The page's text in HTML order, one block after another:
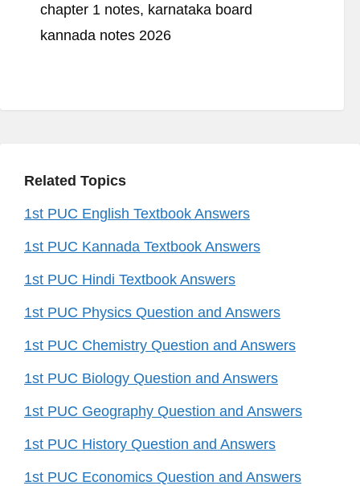
chapter 1 notes, karnataka board
kannada notes 2026
Related Topics
1st PUC English Textbook Answers
1st PUC Kannada Textbook Answers
1st PUC Hindi Textbook Answers
1st PUC Physics Question and Answers
1st PUC Chemistry Question and Answers
1st PUC Biology Question and Answers
1st PUC Geography Question and Answers
1st PUC History Question and Answers
1st PUC Economics Question and Answers